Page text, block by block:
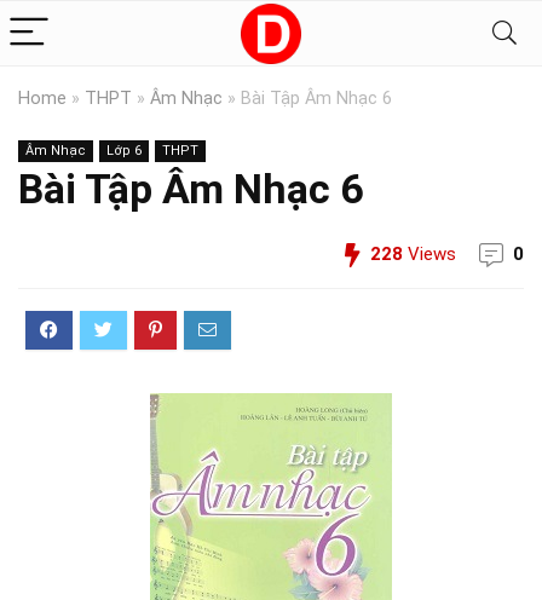
Home » THPT » Âm Nhạc » Bài Tập Âm Nhạc 6
Âm Nhạc Lớp 6 THPT
Bài Tập Âm Nhạc 6
228 Views 0